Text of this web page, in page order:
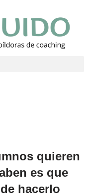
quieren
es que
hacerlo